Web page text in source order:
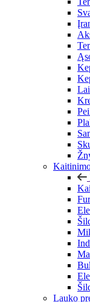
Lauko